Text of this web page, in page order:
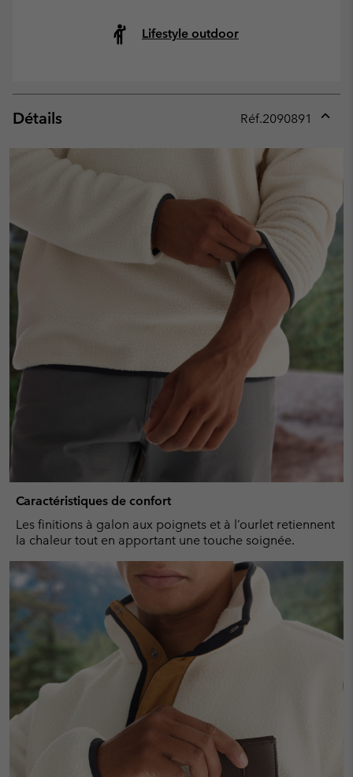
Lifestyle outdoor
Détails Réf.2090891
Caractéristiques de confort
Les finitions à galon aux poignets et à l’ourlet retiennent
la chaleur tout en apportant une touche soignée.